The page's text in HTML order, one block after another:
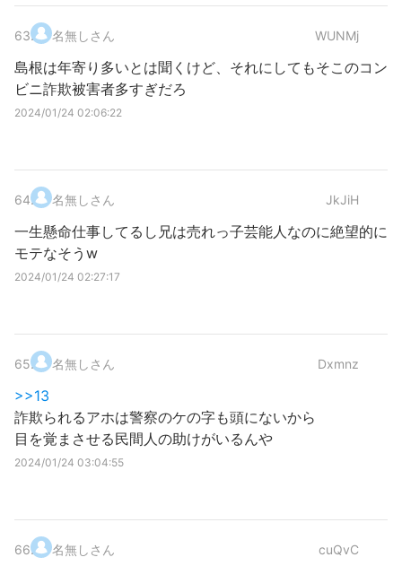
63. 名無しさん WUNMj
島根は年寄り多いとは聞くけど、それにしてもそこのコン
ビニ詐欺被害者多すぎだろ
2024/01/24 02:06:22
64. 名無しさん JkJiH
一生懸命仕事してるし兄は売れっ子芸能人なのに絶望的に
モテなそうw
2024/01/24 02:27:17
65. 名無しさん Dxmnz
>>13
詐欺られるアホは警察のケの字も頭にないから
目を覚まさせる民間人の助けがいるんや
2024/01/24 03:04:55
66. 名無しさん cuQvC